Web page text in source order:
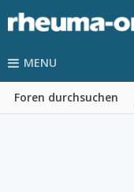
MENU
Foren durchsuchen